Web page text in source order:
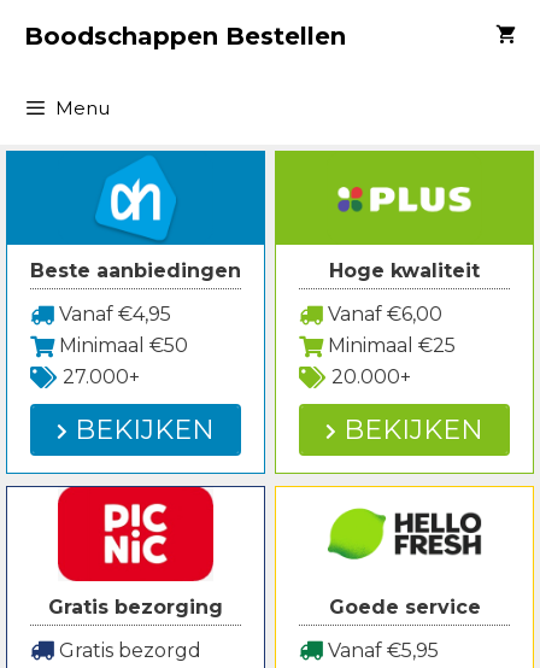
naarBoodschappen Bestellen
Menu
Beste aanbiedingen
Vanaf €4,95
Minimaal €50
27.000+
BEKIJKEN
Hoge kwaliteit
Vanaf €6,00
Minimaal €25
20.000+
BEKIJKEN
Gratis bezorging
Gratis bezorgd
Goede service
Vanaf €5,95